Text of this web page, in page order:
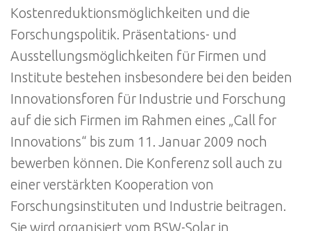
Kostenreduktionsmöglichkeiten und die
Forschungspolitik. Präsentations- und
Ausstellungsmöglichkeiten für Firmen und
Institute bestehen insbesondere bei den beiden
Innovationsforen für Industrie und Forschung
auf die sich Firmen im Rahmen eines „Call for
Innovations“ bis zum 11. Januar 2009 noch
bewerben können. Die Konferenz soll auch zu
einer verstärkten Kooperation von
Forschungsinstituten und Industrie beitragen.
Sie wird organisiert vom BSW-Solar in